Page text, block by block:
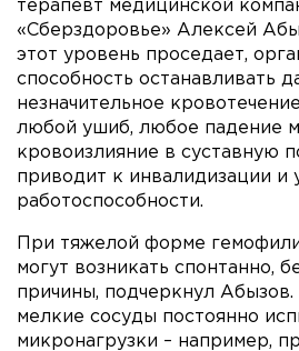
терапевт медицинской
«Сберздоровье» Алексей
этот уровень проседает,
способность останавливать
незначительное
любой ушиб, любое падение
кровоизлияние в суставную
приводит к инвалидизации и
работоспособности.
При тяжелой форме
могут возникать спонтанно,
причины, подчеркнул Абызов.
мелкие сосуды постоянно
микронагрузки – например,